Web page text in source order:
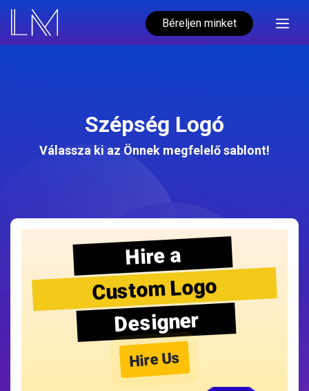
Béreljen minket
Szépség Logó
Válassza ki az Önnek megfelelő sablont!
Hire a
Custom Logo
Designer
Hire Us